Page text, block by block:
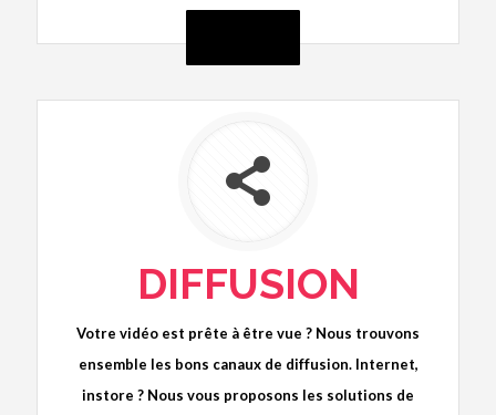
DIFFUSION
Votre vidéo est prête à être vue ? Nous trouvons
ensemble les bons canaux de diffusion. Internet,
instore ? Nous vous proposons les solutions de